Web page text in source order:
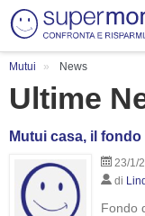
Mutui News
Ultime
Mutui casa, il
23/1/
di
Fondo